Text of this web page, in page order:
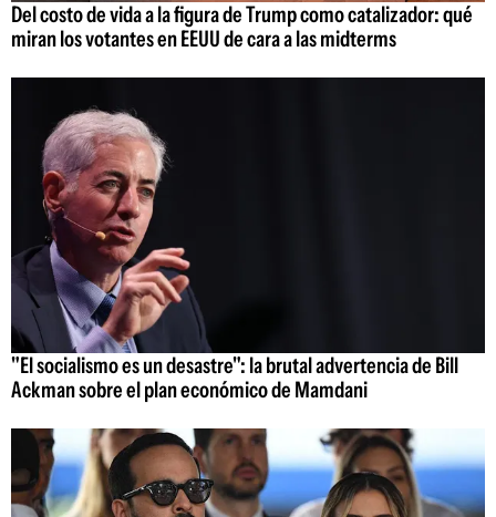
Del costo de vida a la figura de Trump como catalizador: qué
miran los votantes en EEUU de cara a las midterms
"El socialismo es un desastre": la brutal advertencia de Bill
Ackman sobre el plan económico de Mamdani